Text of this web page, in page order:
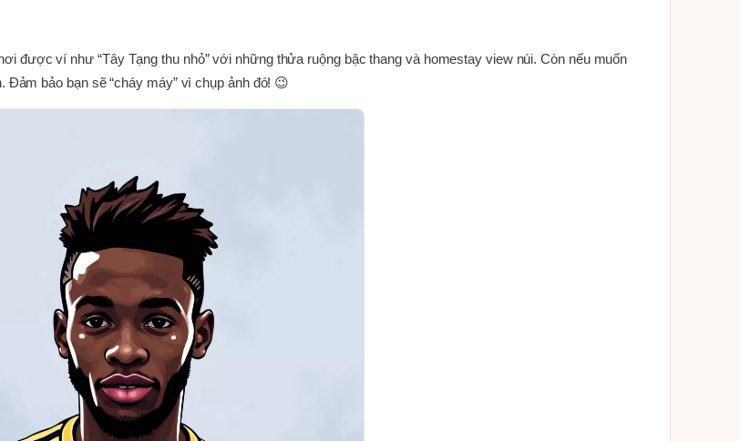
được ví như “Tây Tạng thu nhỏ” với những thửa ruộng bậc thang và homestay view núi. Còn nếu muốn
bảo bạn sẽ “cháy máy” vì chụp ảnh đó! 😉